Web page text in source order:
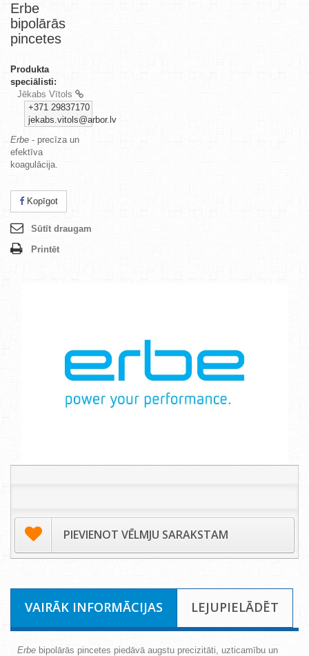
Erbe
bipolārās
pincetes
Produkta
speciālisti:
Jēkabs Vītols
+371 29837170
jekabs.vitols@arbor.lv
Erbe - precīza un
efektīva
koagulācija.
Kopīgot
Sūtīt draugam
Printēt
PIEVIENOT VĒLMJU SARAKSTAM
VAIRĀK INFORMĀCIJAS LEJUPIELĀDĒT
Erbe bipolārās pincetes piedāvā augstu precizitāti, uzticamību un